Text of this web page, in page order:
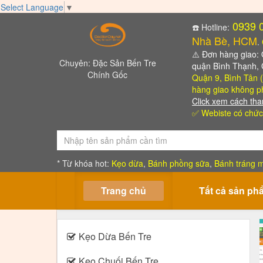
Select Language ▼
Chuyên: Đặc Sản Bến Tre
Chính Gốc
☎️ Hotline: 0939
Nhà Bè, HCM.
⚠️ Đơn hàng giao:
quận Bình Thạnh,
Quận 9, Bình Tân
hàng giao không
Click xem cách
✅ Webiste có
* Từ khóa hot: Kẹo dừa, Bánh phồng sữa, Bánh tráng
Trang chủ Tất cả sản
Kẹo Dừa Bến Tre